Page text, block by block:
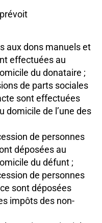
aux dons manuels et
effectuées au
du donataire ;
de parts sociales
sont effectuées
domicile de l’une des
de personnes
déposées au
du défunt ;
de personnes
sont déposées
impôts des non-